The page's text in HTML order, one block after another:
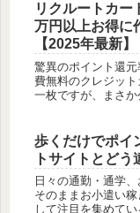
リクルートカー
万円以上お得に
【2025年最新】
驚異のポイント還
費無料のクレジッ
一枚ですが、まさか
歩くだけでポイ
トサイトとど
日々の通勤・通学
そのままお小遣い
して注目を集めて